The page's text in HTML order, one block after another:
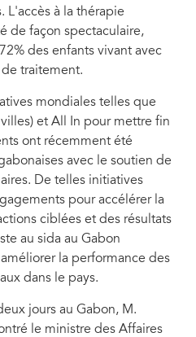
L'accès à la thérapie
de façon spectaculaire,
des enfants vivant avec
traitement.
mondiales telles que
et All In pour mettre fin
ont récemment été
avec le soutien de
De telles initiatives
pour accélérer la
ciblées et des résultats
au sida au Gabon
la performance des
dans le pays.
jours au Gabon, M.
le ministre des Affaires